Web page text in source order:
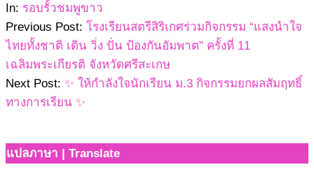
03
In: รอบรั้วชมพูขาว
Previous Post: โรงเรียนสตรีสิริเกศร่วมกิจกรรม “แสงนำใจ
ไทยทั้งชาติ เดิน วิ่ง ปั่น ป้องกันอัมพาต” ครั้งที่ 11
เฉลิมพระเกียรติ จังหวัดศรีสะเกษ
Next Post: ✨ ให้กำลังใจนักเรียน ม.3 กิจกรรมยกผลสัมฤทธิ์
ทางการเรียน ✨
แปลภาษา | Translate